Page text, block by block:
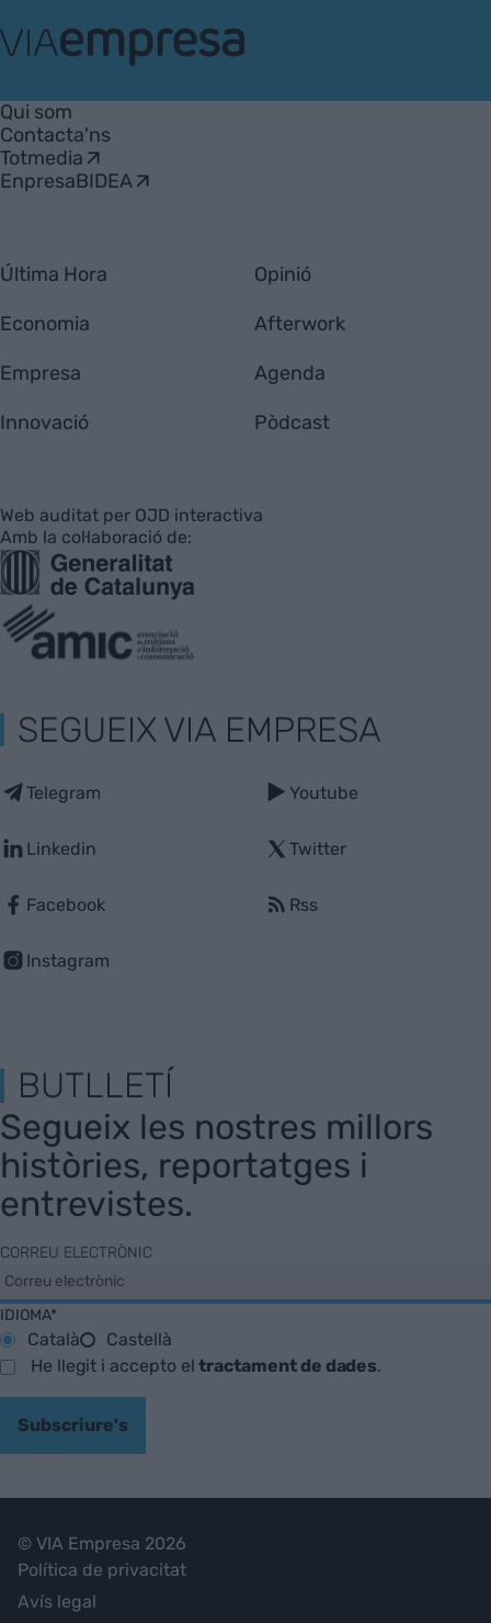
Empresa
Qui som
Contacta'ns
Totmedia
EnpresaBIDEA
Última Hora
Economia
Empresa
Innovació
Opinió
Afterwork
Agenda
Pòdcast
Web auditat per OJD interactiva
Amb la col·laboració de:
SEGUEIX VIA EMPRESA
Telegram
Linkedin
Facebook
Instagram
Youtube
Twitter
Rss
BUTLLETÍ
Segueix les nostres millors
històries, reportatges i
entrevistes.
CORREU ELECTRÒNIC
IDIOMA*
Català
Castellà
He llegit i accepto eltractament de dades.
Subscriure's
© VIA Empresa 2026
Política de privacitat
Avís legal